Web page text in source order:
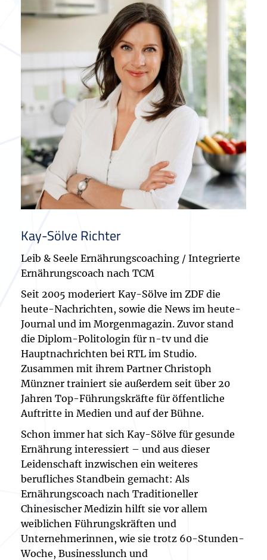
Kay-Sölve Richter
Leib & Seele Ernährungscoaching / Integrierte
Ernährungscoach nach TCM
Seit 2005 moderiert Kay-Sölve im ZDF die
heute-Nachrichten, sowie die News im heute-
Journal und im Morgenmagazin. Zuvor stand
die Diplom-Politologin für n-tv und die
Hauptnachrichten bei RTL im Studio.
Zusammen mit ihrem Partner Christoph
Münzner trainiert sie außerdem seit über 20
Jahren Top-Führungskräfte für öffentliche
Auftritte in Medien und auf der Bühne.
Schon immer hat sich Kay-Sölve für gesunde
Ernährung interessiert – und aus dieser
Leidenschaft inzwischen ein weiteres
berufliches Standbein gemacht: Als
Ernährungscoach nach Traditioneller
Chinesischer Medizin hilft sie vor allem
weiblichen Führungskräften und
Unternehmerinnen, wie sie trotz 60-Stunden-
Woche, Businesslunch und